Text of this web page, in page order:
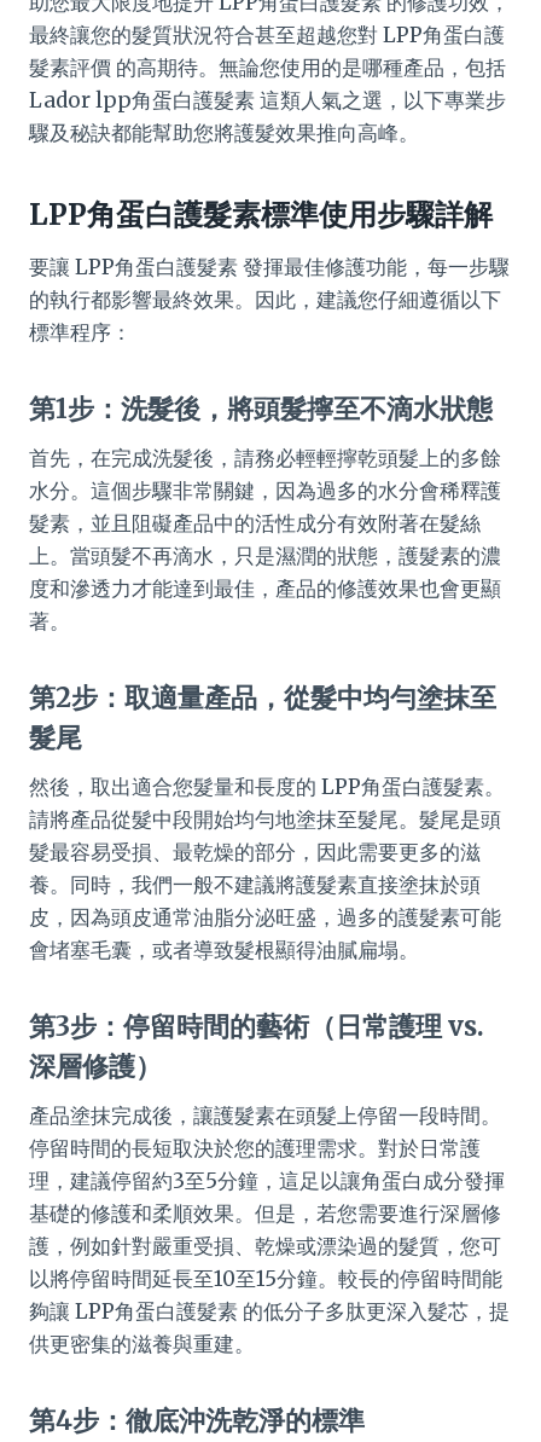
最終讓您的髮質狀況符合甚至超越您對 LPP角蛋白護
髮素評價 的高期待。無論您使用的是哪種產品，包括
Lador lpp角蛋白護髮素 這類人氣之選，以下專業步
驟及秘訣都能幫助您將護髮效果推向高峰。
LPP角蛋白護髮素標準使用步驟詳解
要讓 LPP角蛋白護髮素 發揮最佳修護功能，每一步驟
的執行都影響最終效果。因此，建議您仔細遵循以下
標準程序：
第1步：洗髮後，將頭髮擰至不滴水狀態
首先，在完成洗髮後，請務必輕輕擰乾頭髮上的多餘
水分。這個步驟非常關鍵，因為過多的水分會稀釋護
髮素，並且阻礙產品中的活性成分有效附著在髮絲
上。當頭髮不再滴水，只是濕潤的狀態，護髮素的濃
度和滲透力才能達到最佳，產品的修護效果也會更顯
著。
第2步：取適量產品，從髮中均勻塗抹至
髮尾
然後，取出適合您髮量和長度的 LPP角蛋白護髮素。
請將產品從髮中段開始均勻地塗抹至髮尾。髮尾是頭
髮最容易受損、最乾燥的部分，因此需要更多的滋
養。同時，我們一般不建議將護髮素直接塗抹於頭
皮，因為頭皮通常油脂分泌旺盛，過多的護髮素可能
會堵塞毛囊，或者導致髮根顯得油膩扁塌。
第3步：停留時間的藝術（日常護理 vs.
深層修護）
產品塗抹完成後，讓護髮素在頭髮上停留一段時間。
停留時間的長短取決於您的護理需求。對於日常護
理，建議停留約3至5分鐘，這足以讓角蛋白成分發揮
基礎的修護和柔順效果。但是，若您需要進行深層修
護，例如針對嚴重受損、乾燥或漂染過的髮質，您可
以將停留時間延長至10至15分鐘。較長的停留時間能
夠讓 LPP角蛋白護髮素 的低分子多肽更深入髮芯，提
供更密集的滋養與重建。
第4步：徹底沖洗乾淨的標準